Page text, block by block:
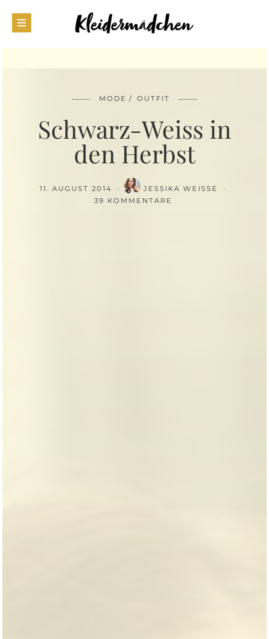
MODE OUTFIT
Schwarz-Weiss in
den Herbst
11. AUGUST 2014
JESSIKA WEISSE
39 KOMMENTARE